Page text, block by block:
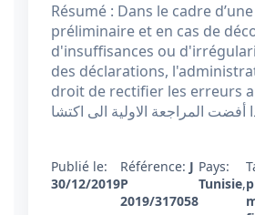
Résumé : Dans le cadre
préliminaire et en cas de
d'insuffisances ou
des déclarations,
droit de rectifier les erreurs
المراجعة الاولية الى اكتشا
Publié le:
30/12/2019
Référence: J
P
2019/317058
Pays:
Tunisie,